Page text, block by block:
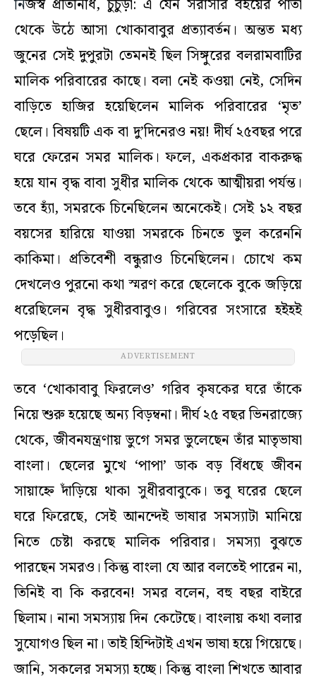
নিজস্ব প্রতিনিধি, চুঁচুড়া: এ যেন সরাসরি বইয়ের পাতা
থেকে উঠে আসা খোকাবাবুর প্রত্যাবর্তন। অন্তত মধ্য
জুনের সেই দুপুরটা তেমনই ছিল সিঙ্গুরের বলরামবাটির
মালিক পরিবারের কাছে। বলা নেই কওয়া নেই, সেদিন
বাড়িতে হাজির হয়েছিলেন মালিক পরিবারের ‘মৃত’
ছেলে। বিষয়টি এক বা দু’দিনেরও নয়! দীর্ঘ ২৫বছর পরে
ঘরে ফেরেন সমর মালিক। ফলে, একপ্রকার বাকরুদ্ধ
হয়ে যান বৃদ্ধ বাবা সুধীর মালিক থেকে আত্মীয়রা পর্যন্ত।
তবে হ্যাঁ, সমরকে চিনেছিলেন অনেকেই। সেই ১২ বছর
বয়সের হারিয়ে যাওয়া সমরকে চিনতে ভুল করেননি
কাকিমা। প্রতিবেশী বন্ধুরাও চিনেছিলেন। চোখে কম
দেখলেও পুরনো কথা স্মরণ করে ছেলেকে বুকে জড়িয়ে
ধরেছিলেন বৃদ্ধ সুধীরবাবুও। গরিবের সংসারে হইহই
পড়েছিল।
ADVERTISEMENT
তবে ‘খোকাবাবু ফিরলেও’ গরিব কৃষকের ঘরে তাঁকে
নিয়ে শুরু হয়েছে অন্য বিড়ম্বনা। দীর্ঘ ২৫ বছর ভিনরাজ্যে
থেকে, জীবনযন্ত্রণায় ভুগে সমর ভুলেছেন তাঁর মাতৃভাষা
বাংলা। ছেলের মুখে ‘পাপা’ ডাক বড় বিঁধছে জীবন
সায়াহ্নে দাঁড়িয়ে থাকা সুধীরবাবুকে। তবু ঘরের ছেলে
ঘরে ফিরেছে, সেই আনন্দেই ভাষার সমস্যাটা মানিয়ে
নিতে চেষ্টা করছে মালিক পরিবার। সমস্যা বুঝতে
পারছেন সমরও। কিন্তু বাংলা যে আর বলতেই পারেন না,
তিনিই বা কি করবেন! সমর বলেন, বহু বছর বাইরে
ছিলাম। নানা সমস্যায় দিন কেটেছে। বাংলায় কথা বলার
সুযোগও ছিল না। তাই হিন্দিটাই এখন ভাষা হয়ে গিয়েছে।
জানি, সকলের সমস্যা হচ্ছে। কিন্তু বাংলা শিখতে আবার